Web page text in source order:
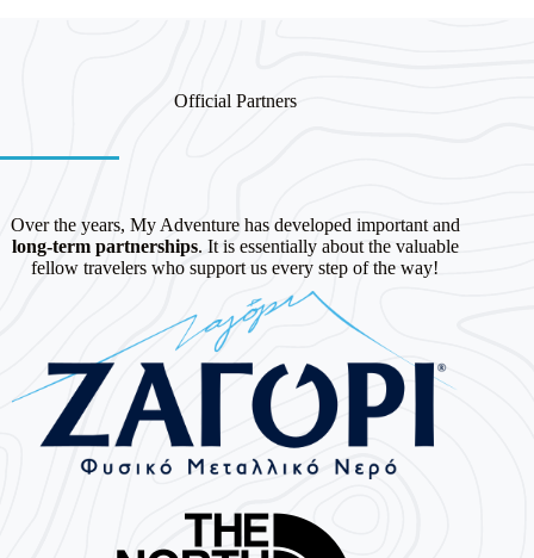
Official Partners
Over the years, My Adventure has developed important and
long-term partnerships. It is essentially about the valuable
fellow travelers who support us every step of the way!